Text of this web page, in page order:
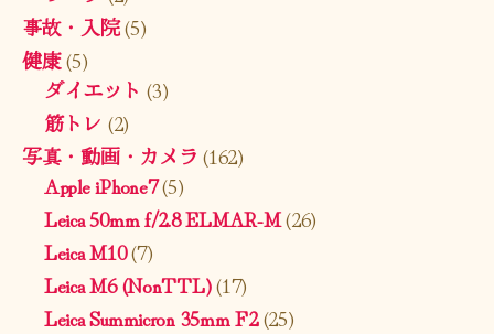
事故・入院(5)
健康(5)
ダイエット (3)
筋トレ (2)
写真・動画・カメラ (162)
Apple iPhone7(5)
Leica 50mm f/2.8 ELMAR-M(26)
Leica M10(7)
Leica M6 (NonTTL)(17)
Leica Summicron 35mm F2(25)